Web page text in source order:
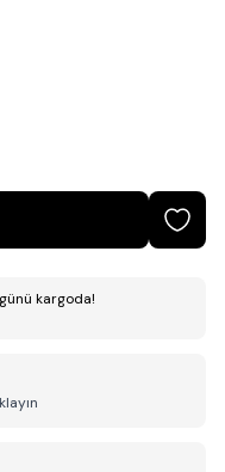
günü kargoda!